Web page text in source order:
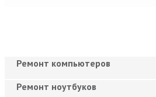
Ремонт компьютеров
Ремонт ноутбуков